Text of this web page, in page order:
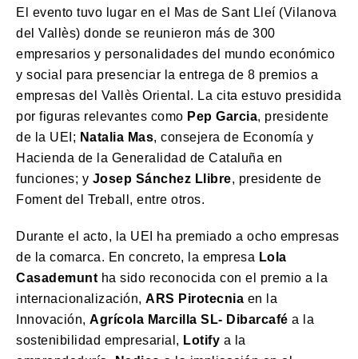
El evento tuvo lugar en el Mas de Sant Lleí (Vilanova
del Vallès) donde se reunieron más de 300
empresarios y personalidades del mundo económico
y social para presenciar la entrega de 8 premios a
empresas del Vallès Oriental. La cita estuvo presidida
por figuras relevantes como Pep Garcia, presidente
de la UEI; Natalia Mas, consejera de Economía y
Hacienda de la Generalidad de Cataluña en
funciones; y Josep Sánchez Llibre, presidente de
Foment del Treball, entre otros.
Durante el acto, la UEI ha premiado a ocho empresas
de la comarca. En concreto, la empresa Lola
Casademunt ha sido reconocida con el premio a la
internacionalización, ARS Pirotecnia en la
Innovación, Agrícola Marcilla SL- Dibarcafé a la
sostenibilidad empresarial, Lotify a la